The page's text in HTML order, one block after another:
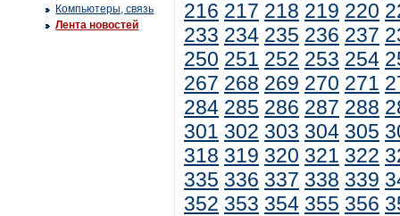
Компьютеры, связь
Лента новостей
216 217 218 219 220
233 234 235 236 237
250 251 252 253 254
267 268 269 270 271
284 285 286 287 288
301 302 303 304 305
318 319 320 321 322
335 336 337 338 339
352 353 354 355 356